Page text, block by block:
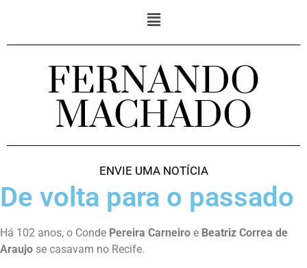
FERNANDO
MACHADO
ENVIE UMA NOTÍCIA
De volta para o passado
Há 102 anos, o Conde Pereira Carneiro e Beatriz Correa de
Araujo se casavam no Recife.